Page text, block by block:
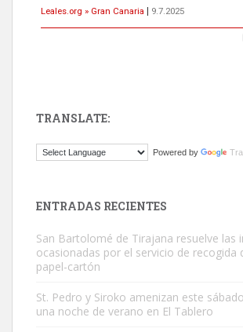
Leales.org » Gran Canaria
9.7.2025
El ayuntamiento se va a llevar a Los Gatos
TRANSLATE:
Powered by
ENTRADAS RECIENTES
San Bartolomé de Tirajana resuelve las
ocasionadas por el servicio de recogida
papel-cartón
St. Pedro y Siroko amenizan este
una noche de verano en El Tablero